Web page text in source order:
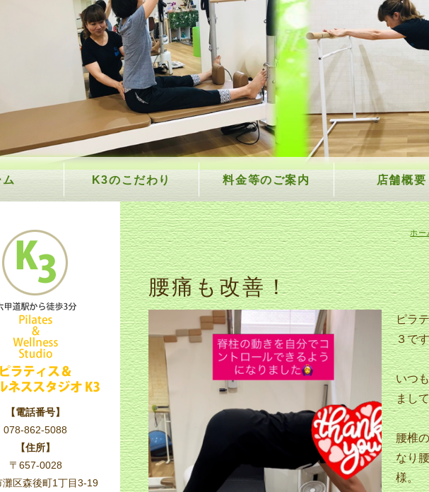
K3のこだわり 料金等のご案内 店舗概要
ホー
腰痛も改善！
ピラ
３で
いつ
まし
腰椎
なり
様。
【電話番号】
078-862-5088
【住所】
〒657-0028
灘区森後町1丁目3-19